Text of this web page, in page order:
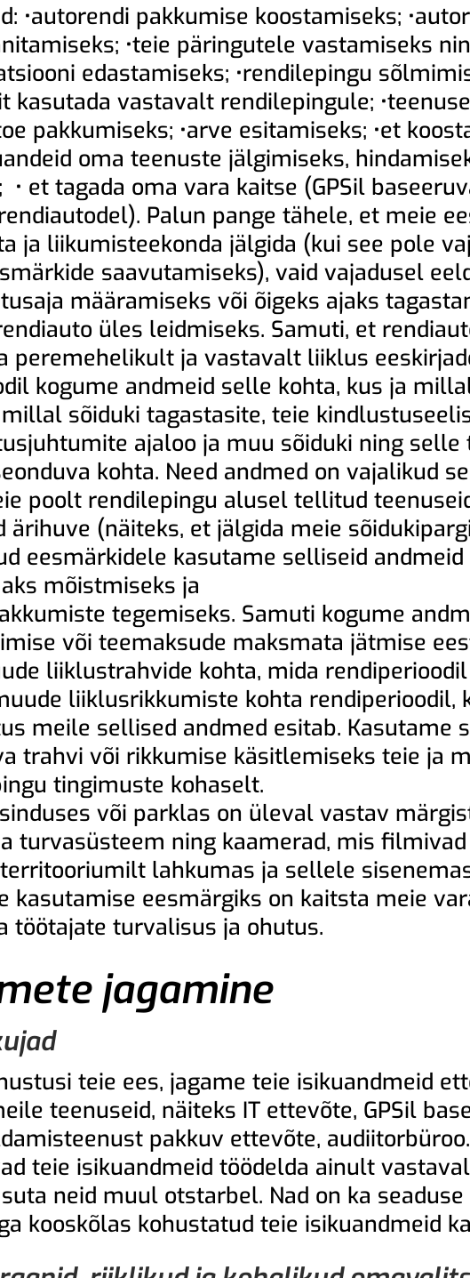
•autorendi pakkumise koostamiseks;
•teie päringutele vastamiseks
edastamiseks; •rendilepingu
kasutada vastavalt rendilepingule;
pakkumiseks; •arve esitamiseks; •et
oma teenuste jälgimiseks,
et tagada oma vara kaitse (GPSil
Palun pange tähele, et meie
ja liikumisteekonda jälgida (kui see pole
saavutamiseks), vaid vajadusel
määramiseks või õigeks ajaks
üles leidmiseks. Samuti, et
peremehelikult ja vastavalt liiklus
kogume andmeid selle kohta, kus ja
sõiduki tagastasite, teie
ajaloo ja muu sõiduki ning selle
kohta. Need andmed on vajalikud
poolt rendilepingu alusel tellitud
ärihuve (näiteks, et jälgida meie
eesmärkidele kasutame selliseid andmeid
mõistmiseks ja
tegemiseks. Samuti kogume
või teemaksude maksmata jätmise
liiklustrahvide kohta, mida
liiklusrikkumiste kohta rendiperioodil,
meile sellised andmed esitab. Kasutame
trahvi või rikkumise käsitlemiseks teie ja
tingimuste kohaselt.
või parklas on üleval vastav
turvasüsteem ning kaamerad, mis
lahkumas ja sellele
kasutamise eesmärgiks on kaitsta meie
töötajate turvalisus ja ohutus.
jagamine
teie ees, jagame teie isikuandmeid
teenuseid, näiteks IT ettevõte, GPSil
pakkuv ettevõte,
teie isikuandmeid töödelda ainult
neid muul otstarbel. Nad on ka
kooskõlas kohustatud teie isikuandmeid